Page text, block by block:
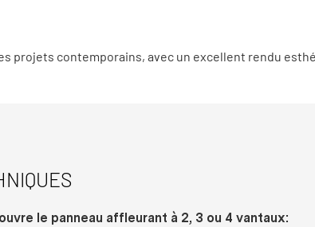
projets contemporains, avec un excellent rendu
ouvre le panneau affleurant à 2, 3 ou 4 vantaux: